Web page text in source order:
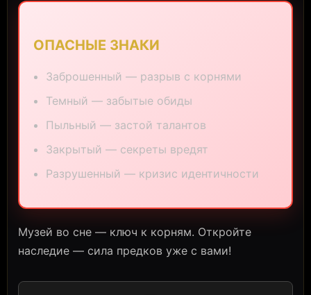
ОПАСНЫЕ ЗНАКИ
Заброшенный — разрыв с корнями
Темный — забытые обиды
Пыльный — застой талантов
Закрытый — секреты вредят
Разрушенный — кризис идентичности
Музей во сне — ключ к корням. Откройте
наследие — сила предков уже с вами!